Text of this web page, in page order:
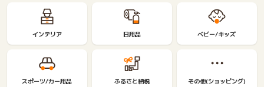
インテリア 日用品 ベビー/キッズ
スポーツ/カー用品 ふるさと納税 その他(ショッピング)